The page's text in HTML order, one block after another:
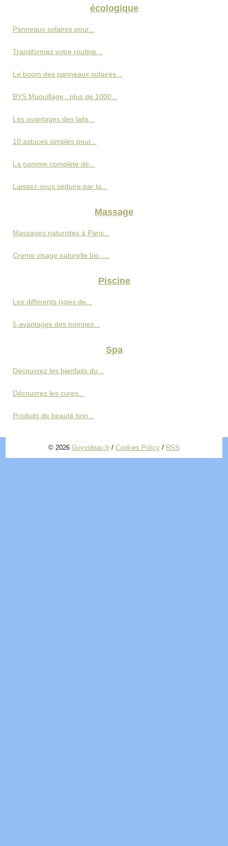
écologique
Panneaux solaires pour...
Transformez votre routine...
Le boom des panneaux solaires...
BYS Maquillage : plus de 1000...
Les avantages des laits...
10 astuces simples pour...
La gamme complète de...
Laissez-vous séduire par la...
Massage
Massages naturistes à Paris...
Creme visage naturelle bio :...
Piscine
Les différents types de...
5 avantages des pompes...
Spa
Découvrez les bienfaits du...
Découvrez les cures...
Produits de beauté bon...
© 2026 Guyvideau.fr / Cookies Policy / RSS